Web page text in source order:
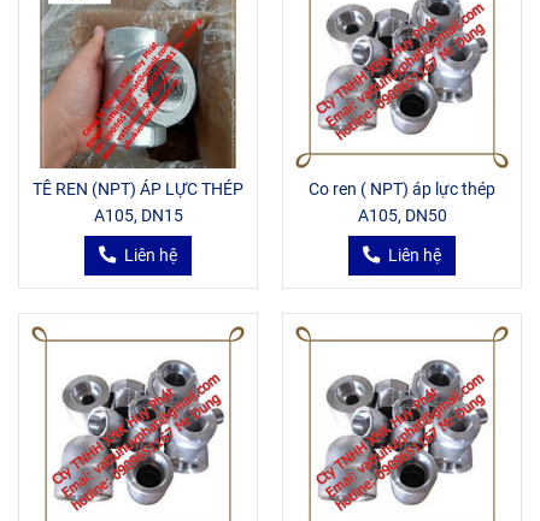
TÊ REN (NPT) ÁP LỰC THÉP
A105, DN15
Liên hệ
Co ren ( NPT) áp lực thép
A105, DN50
Liên hệ